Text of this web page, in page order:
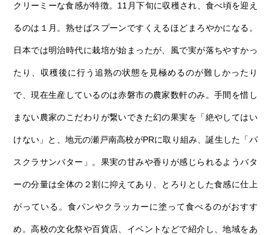
クリーミーな食感が特徴。11月下旬に収穫され、食べ頃を迎え
るのは１月。熟せばスプーンですくえるほどまろやかになる。
日本では明治時代に栽培が始まったが、風で実が落ちやすかっ
たり、収穫後に行う追熟の状態を見極めるのが難しかったり
で、現在生産しているのは赤磐市の農家数軒のみ。手間を惜し
まない農家のこだわりが繋いできた幻の果実を「絶やしてはい
けない」と、地元の瀬戸南高校がPRに取り組み、誕生した「パ
スクラサンバター」。果実の甘みや香りが感じられるようバタ
ーの分量は全体の２割に抑えてあり、とろりとした食感に仕上
がっている。食パンやクラッカーに塗って食べるのがおすす
め。高校の文化祭や百貨店、イベントなどで紹介し、地域をあ